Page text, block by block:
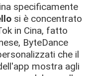
specificamente
si è concentrato
in Cina, fatto
ByteDance
che il
mostra agli